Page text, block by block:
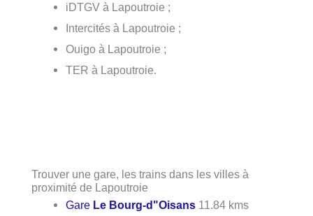
iDTGV à Lapoutroie ;
Intercités à Lapoutroie ;
Ouigo à Lapoutroie ;
TER à Lapoutroie.
Trouver une gare, les trains dans les villes à
proximité de Lapoutroie
Gare Le Bourg-d"Oisans 11.84 kms